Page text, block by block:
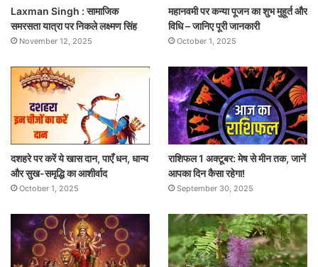
Laxman Singh : सामाजिक
समरसता यात्रा पर निकले लक्ष्मण सिंह
November 12, 2025
महानवमी पर कन्या पूजन का शुभ मुहूर्त और
विधि – जानिए पूरी जानकारी
October 1, 2025
दशहरे पर करें ये खास दान, पाएँ धन, धान्य
और सुख-समृद्धि का आशीर्वाद
October 1, 2025
राशिफल 1 अक्टूबर: मेष से मीन तक, जानें
आपका दिन कैसा रहेगा!
September 30, 2025